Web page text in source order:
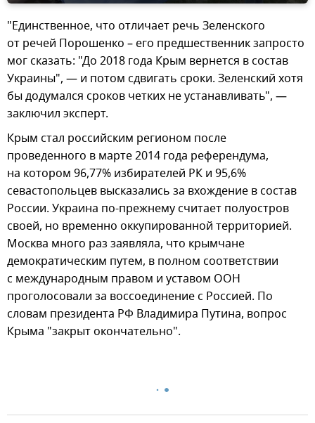
"Единственное, что отличает речь Зеленского
от речей Порошенко – его предшественник запросто
мог сказать: "До 2018 года Крым вернется в состав
Украины", — и потом сдвигать сроки. Зеленский хотя
бы додумался сроков четких не устанавливать", —
заключил эксперт.
Крым стал российским регионом после
проведенного в марте 2014 года референдума,
на котором 96,77% избирателей РК и 95,6%
севастопольцев высказались за вхождение в состав
России. Украина по-прежнему считает полуостров
своей, но временно оккупированной территорией.
Москва много раз заявляла, что крымчане
демократическим путем, в полном соответствии
с международным правом и уставом ООН
проголосовали за воссоединение с Россией. По
словам президента РФ Владимира Путина, вопрос
Крыма "закрыт окончательно".